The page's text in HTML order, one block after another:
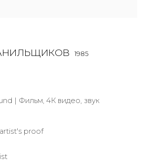
1985
| Фильм, 4К видео, звук
proof